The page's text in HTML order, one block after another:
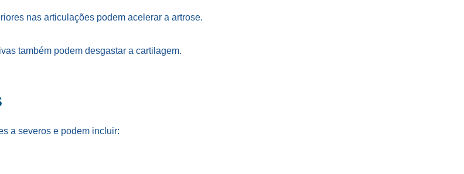
nas articulações podem acelerar a artrose.
também podem desgastar a cartilagem.
a severos e podem incluir: